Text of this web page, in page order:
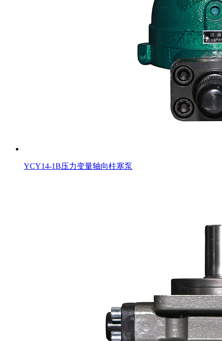
YCY14-1B压力变量轴向柱塞泵